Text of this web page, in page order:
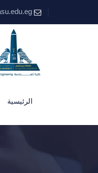
الرئيسية